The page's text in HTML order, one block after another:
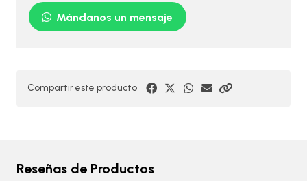
Mándanos un mensaje
Compartir este producto
Reseñas de Productos